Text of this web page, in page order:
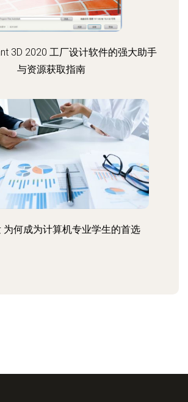
3D 2020 工厂设计软件的强大助手
与资源获取指南
为何成为计算机专业学生的首选